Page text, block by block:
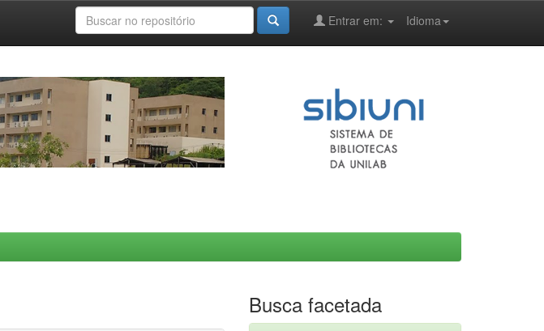
Idioma
Entrar em:
Busca facetada